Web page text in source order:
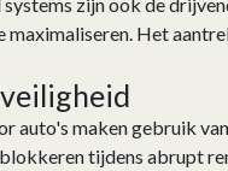
maximaliseren. Het
auto's maken gebruik
tijdens abrupt